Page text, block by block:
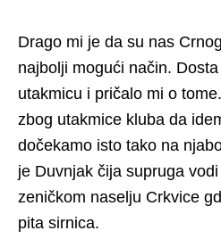
Drago mi je da su nas
najbolji mogući način.
utakmicu i pričalo mi o
zbog utakmice kluba da
dočekamo isto tako na
je Duvnjak čija supruga
zeničkom naselju Crkvice
pita sirnica.